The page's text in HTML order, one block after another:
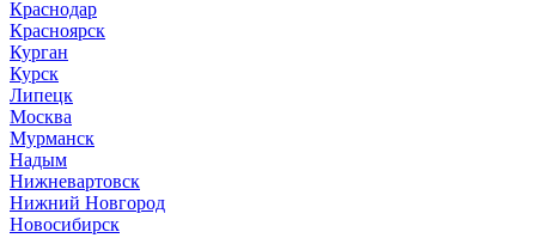
Краснодар
Красноярск
Курган
Курск
Липецк
Москва
Мурманск
Надым
Нижневартовск
Нижний Новгород
Новосибирск